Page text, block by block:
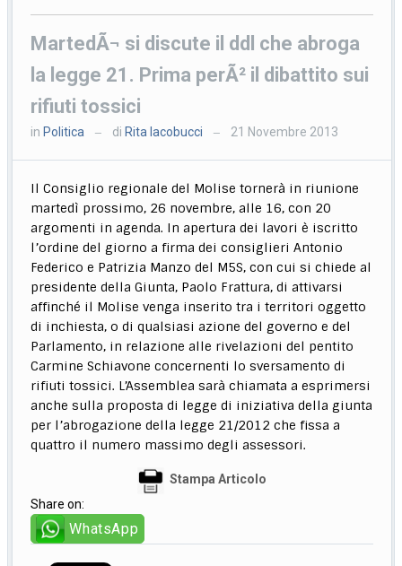
MartedÃ¬ si discute il ddl che abroga
la legge 21. Prima perÃ² il dibattito sui
rifiuti tossici
in Politica — di Rita Iacobucci — 21 Novembre 2013
Il Consiglio regionale del Molise tornerà in riunione
martedì prossimo, 26 novembre, alle 16, con 20
argomenti in agenda. In apertura dei lavori è iscritto
l’ordine del giorno a firma dei consiglieri Antonio
Federico e Patrizia Manzo del M5S, con cui si chiede al
presidente della Giunta, Paolo Frattura, di attivarsi
affinché il Molise venga inserito tra i territori oggetto
di inchiesta, o di qualsiasi azione del governo e del
Parlamento, in relazione alle rivelazioni del pentito
Carmine Schiavone concernenti lo sversamento di
rifiuti tossici. L’Assemblea sarà chiamata a esprimersi
anche sulla proposta di legge di iniziativa della giunta
per l’abrogazione della legge 21/2012 che fissa a
quattro il numero massimo degli assessori.
Stampa Articolo
Share on:
WhatsApp